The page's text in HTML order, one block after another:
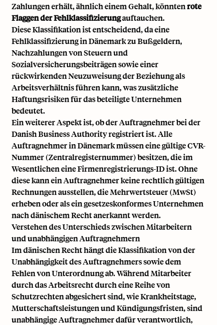
Zahlungen erhält, ähnlich einem Gehalt, könntenrote
Flaggen der Fehlklassifizierungauftauchen.
Diese Klassifikation ist entscheidend, da eine
Fehlklassifizierung in Dänemark zu Bußgeldern,
Nachzahlungen von Steuern und
Sozialversicherungsbeiträgen sowie einer
rückwirkenden Neuzuweisung der Beziehung als
Arbeitsverhältnis führen kann, was zusätzliche
Haftungsrisiken für das beteiligte Unternehmen
bedeutet.
Ein weiterer Aspekt ist, ob der Auftragnehmer bei der
Danish Business Authorityregistriert ist. Alle
Auftragnehmer in Dänemark müssen eine gültige CVR-
Nummer (Zentralregisternummer) besitzen, die im
Wesentlichen eine Firmenregistrierungs-ID ist. Ohne
diese kann ein Auftragnehmer keine rechtlich gültigen
Rechnungen ausstellen, die Mehrwertsteuer (MwSt)
erheben oder als ein gesetzeskonformes Unternehmen
nach dänischem Recht anerkannt werden.
Verstehen des Unterschieds zwischen Mitarbeitern
und unabhängigen Auftragnehmern
Im dänischen Recht hängt die Klassifikation von der
Unabhängigkeit des Auftragnehmers sowie dem
Fehlen von Unterordnung ab. Während Mitarbeiter
durch das Arbeitsrecht durch eine Reihe von
Schutzrechten abgesichert sind, wieKrankheitstage,
Mutterschaftsleistungen und Kündigungsfristen, sind
unabhängige Auftragnehmer dafür verantwortlich,